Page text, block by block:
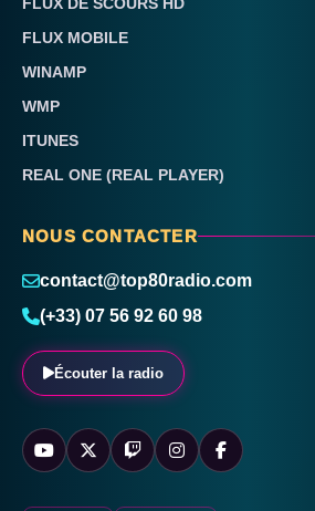
FLUX MOBILE
WINAMP
WMP
ITUNES
REAL ONE (REAL PLAYER)
NOUS CONTACTER
contact@top80radio.com
(+33) 07 56 92 60 98
Écouter la radio